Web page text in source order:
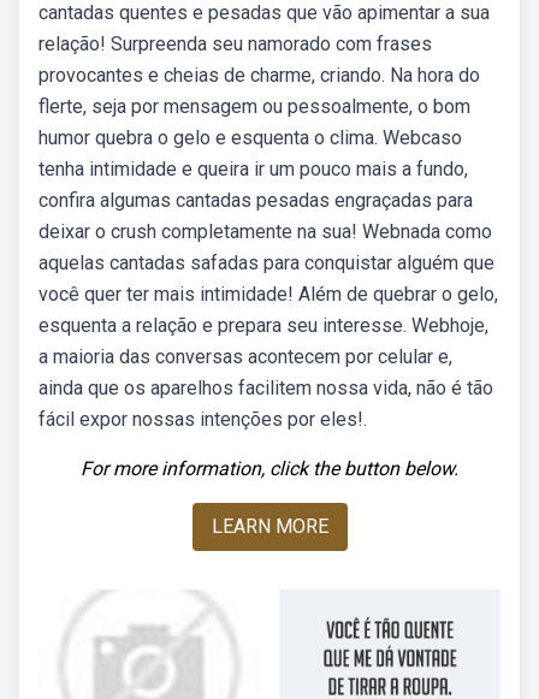
cantadas quentes e pesadas que vão apimentar a sua
relação! Surpreenda seu namorado com frases
provocantes e cheias de charme, criando. Na hora do
flerte, seja por mensagem ou pessoalmente, o bom
humor quebra o gelo e esquenta o clima. Webcaso
tenha intimidade e queira ir um pouco mais a fundo,
confira algumas cantadas pesadas engraçadas para
deixar o crush completamente na sua! Webnada como
aquelas cantadas safadas para conquistar alguém que
você quer ter mais intimidade! Além de quebrar o gelo,
esquenta a relação e prepara seu interesse. Webhoje,
a maioria das conversas acontecem por celular e,
ainda que os aparelhos facilitem nossa vida, não é tão
fácil expor nossas intenções por eles!.
For more information, click the button below.
LEARN MORE